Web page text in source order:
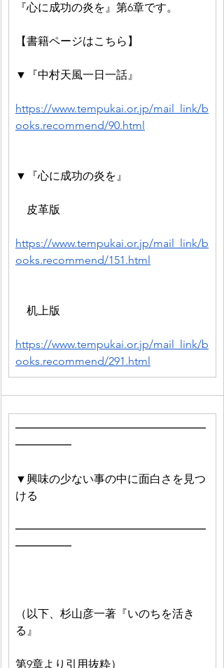
『心に成功の炎を』第6章です。
【書籍ページはこちら】
▼『中村天風一日一話』
https://www.tempukai.or.jp/mail_link/b
ooks.recommend/90.html
▼『心に成功の炎を』
皮革版
https://www.tempukai.or.jp/mail_link/b
ooks.recommend/151.html
机上版
https://www.tempukai.or.jp/mail_link/b
ooks.recommend/291.html
━━━━━━━━━━━━━━━━━
━━━━━
▼興味の少ない事の中に面白さを見つ
ける
━━━━━━━━━━━━━━━━━
━━━━━
（以下、杉山彦一著『いのちを活き
る』
第9章より引用抜粋）